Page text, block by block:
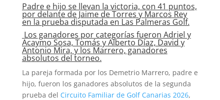
Padre e hijo se llevan la victoria, con 41 puntos,
por delante de Jaime de Torres y Marcos Rey
en la prueba disputada en Las Palmeras Golf.
Los ganadores por categorías fueron Adriel y
Acaymo Sosa, Tomás y Alberto Díaz, David y
Antonio Mira, y los Marrero, ganadores
absolutos del torneo.
La pareja formada por los Demetrio Marrero, padre e
hijo, fueron los ganadores absolutos de la segunda
prueba del Circuito Familiar de Golf Canarias 2026,